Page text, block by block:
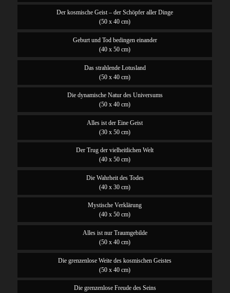
Der kosmische Geist – der Schöpfer aller Dinge
(50 x 40 cm)
Geburt und Tod bedingen einander
(40 x 50 cm)
Das strahlende Lotusland
(50 x 40 cm)
Die dynamische Natur des Universums
(50 x 40 cm)
Alles ist der Eine Geist
(30 x 50 cm)
Der Trug der vielheitlichen Welt
(40 x 50 cm)
Die Wahrheit des Todes
(40 x 30 cm)
Mystische Verklärung
(40 x 50 cm)
Alles ist nur Traumgebilde
(50 x 40 cm)
Die grenzenlose Weite des kosmischen Geistes
(50 x 40 cm)
Die grenzenlose Freude des Seins